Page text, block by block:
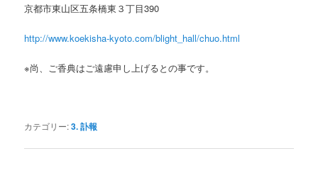
京都市東山区五条橋東３丁目390
http://www.koekisha-kyoto.com/blight_hall/chuo.html
※尚、ご香典はご遠慮申し上げるとの事です。
カテゴリー:3. 訃報